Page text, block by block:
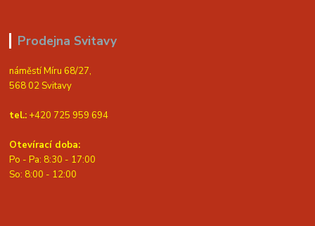
Prodejna Svitavy
náměstí Míru 68/27,
568 02 Svitavy
tel.: +420 725 959 694
Otevírací doba:
Po - Pa: 8:30 - 17:00
So: 8:00 - 12:00